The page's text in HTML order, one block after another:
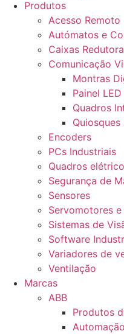
Produtos
Acesso Remoto
Autómatos e
Caixas
Comunicação
Montras
Painel LED
Quadros
Encoders
PCs Industriais
Quadros
Segurança de
Sensores
Servomotores
Sistemas de
Software
Variadores de
Ventilação
Marcas
ABB
Produtos
Automação